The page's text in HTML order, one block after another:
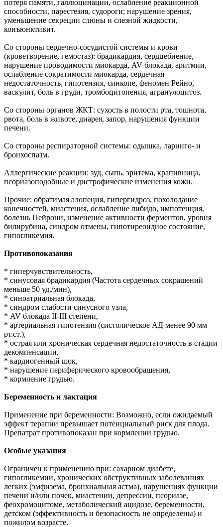
потеря памяти, галлюцинации, ослабление реакционной
способности, парестезия, судороги; нарушение зрения,
уменьшение секреции слюны и слезной жидкости,
конъюнктивит.
Со стороны сердечно-сосудистой системы и крови
(кроветворение, гемостаз): брадикардия, сердцебиение,
нарушение проводимости миокарда, AV блокада, аритмии,
ослабление сократимости миокарда, сердечная
недостаточность, гипотензия, синкопе, феномен Рейно,
васкулит, боль в груди, тромбоцитопения, агранулоцитоз.
Со стороны органов ЖКТ: сухость в полости рта, тошнота,
рвота, боль в животе, диарея, запор, нарушения функции
печени.
Со стороны респираторной системы: одышка, ларинго- и
бронхоспазм.
Аллергические реакции: зуд, сыпь, эритема, крапивница,
псориазоподобные и дистрофические изменения кожи.
Прочие: обратимая алопеция, гипергидроз, похолодание
конечностей, миастения, ослабление либидо, импотенция,
болезнь Пейрони, изменение активности ферментов, уровня
билирубина, синдром отмены, гипотиреоидное состояние,
гипогликемия.
Противопоказания
* гиперчувствительность,
* синусовая брадикардия (Частота сердечных сокращений
меньше 50 уд./мин),
* синоатриальная блокада,
* синдром слабости синусного узла,
* AV блокада II-III степени,
* артериальная гипотензия (систолическое АД менее 90 мм
рт.ст.),
* острая или хроническая сердечная недостаточность в стадии
декомпенсации,
* кардиогенный шок,
* нарушение периферического кровообращения,
* кормление грудью.
Беременность и лактация
Применение при беременности: Возможно, если ожидаемый
эффект терапии превышает потенциальный риск для плода.
Препатрат противопоказан при кормлении грудью.
Особые указания
Ограничен к применению при: сахарном диабете,
гипогликемии, хронических обструктивных заболеваниях
легких (эмфизема, бронхиальная астма), нарушениях функции
печени и/или почек, миастении, депрессии, псориазе,
феохромоцитоме, метаболический ацидозе, беременности,
детском (эффективность и безопасность не определены) и
пожилом возрасте.